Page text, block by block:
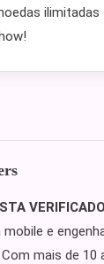
e
mais de 10